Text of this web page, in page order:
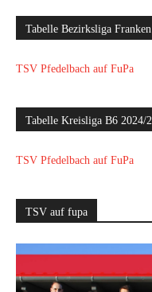
Tabelle Bezirksliga
TSV Pfedelbach auf FuPa
Tabelle Kreisliga B6 2024/
TSV Pfedelbach auf FuPa
TSV auf fupa